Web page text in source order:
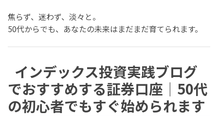
焦らず、迷わず、淡々と。
50代からでも、あなたの未来はまだまだ育てられます。
インデックス投資実践ブログ
でおすすめする証券口座｜50代
の初心者でもすぐ始められます